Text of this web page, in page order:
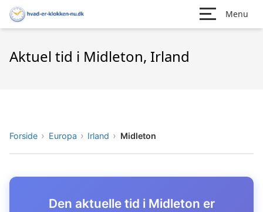
Menu
Aktuel tid i Midleton, Irland
Forside Europa Irland Midleton
Den aktuelle tid i Midleton er